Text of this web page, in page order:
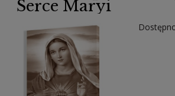
Serce Maryi